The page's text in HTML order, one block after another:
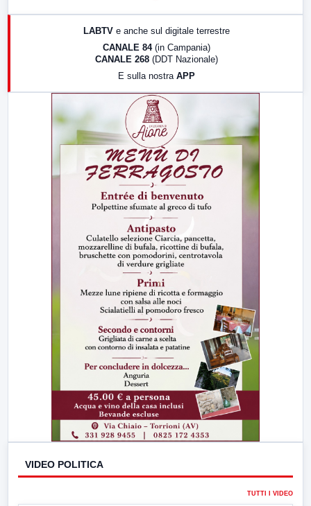
17:00 LabNews (replica)
LABTV e anche sul digitale terrestre
CANALE 84 (in Campania)
CANALE 268 (DDT Nazionale)
E sulla nostra APP
VIDEO POLITICA
TUTTI I VIDEO
▶